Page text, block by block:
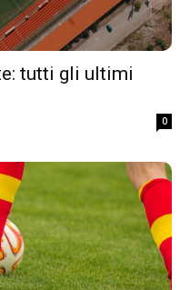
tutti gli ultimi
0